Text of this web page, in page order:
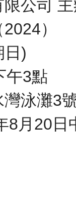
公司
）
日)
午3點
泳灘3
8月20日